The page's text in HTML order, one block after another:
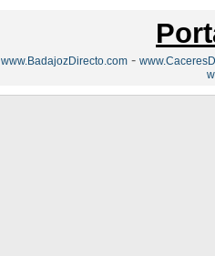
www.BadajozDirecto.com -